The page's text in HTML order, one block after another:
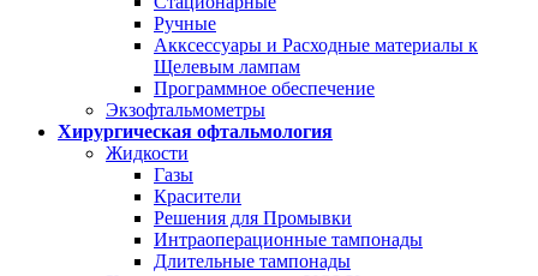
Ручные
Акксессуары и Расходные материалы к
Щелевым лампам
Программное обеспечение
Экзофтальмометры
Хирургическая офтальмология
Жидкости
Газы
Красители
Решения для Промывки
Интраоперационные тампонады
Длительные тампонады